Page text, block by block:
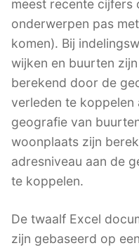
meest recente cijfers
onderwerpen pas
komen). Bij
wijken en buurten
berekend door de
verleden te koppelen
geografie van
woonplaats zijn
adresniveau aan de
te koppelen.
De twaalf Excel
zijn gebaseerd op